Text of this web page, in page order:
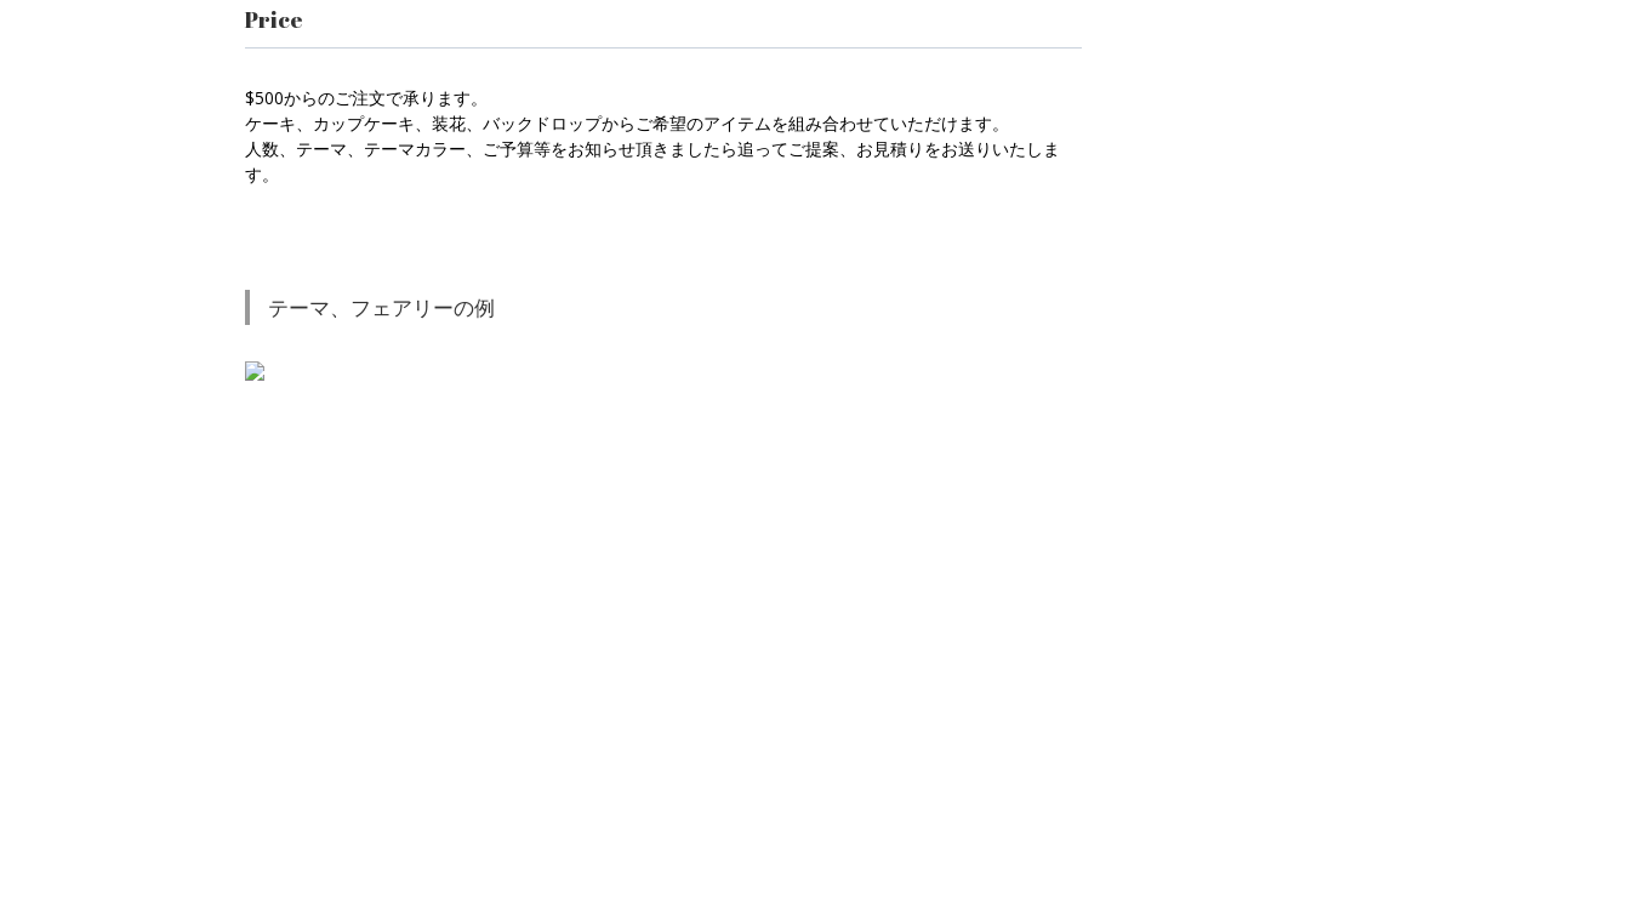
Price
$500からのご注文で承ります。
ケーキ、カップケーキ、装花、バックドロップからご希望のアイテムを組み合わせていただけます。
人数、テーマ、テーマカラー、ご予算等をお知らせ頂きましたら追ってご提案、お見積りをお送りいたしま
す。
テーマ、フェアリーの例